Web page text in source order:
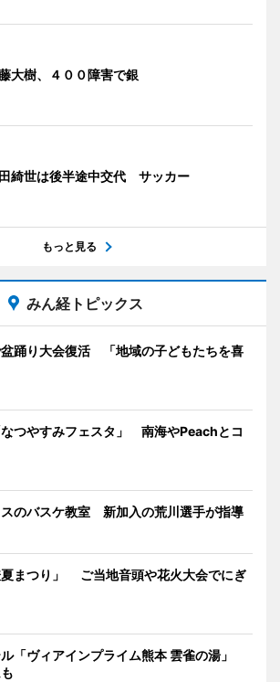
大樹、４００障害で銀
綺世は後半途中交代 サッカー
もっと見る
みん経トピックス
踊り大会復活 「地域の子どもたちを喜
つやすみフェスタ」 南海やPeachとコ
のバスケ教室 新加入の荒川選手が指導
夏まつり」 ご当地音頭や花火大会でにぎ
「ヴィアインプライム熊本 雲雀の湯」